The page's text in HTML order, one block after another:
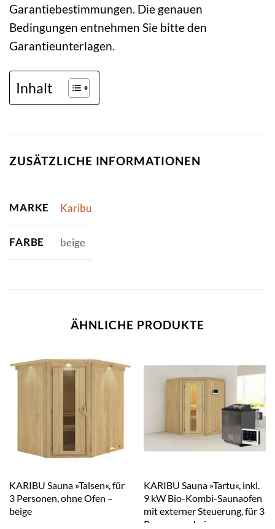
Garantiebestimmungen. Die genauen
Bedingungen entnehmen Sie bitte den
Garantieunterlagen.
Inhalt
ZUSÄTZLICHE INFORMATIONEN
MARKE Karibu
FARBE beige
ÄHNLICHE PRODUKTE
KARIBU Sauna »Talsen«, für
3 Personen, ohne Ofen –
beige
KARIBU Sauna »Tartu«, inkl.
9 kW Bio-Kombi-Saunaofen
mit externer Steuerung, für 3
Personen – beige